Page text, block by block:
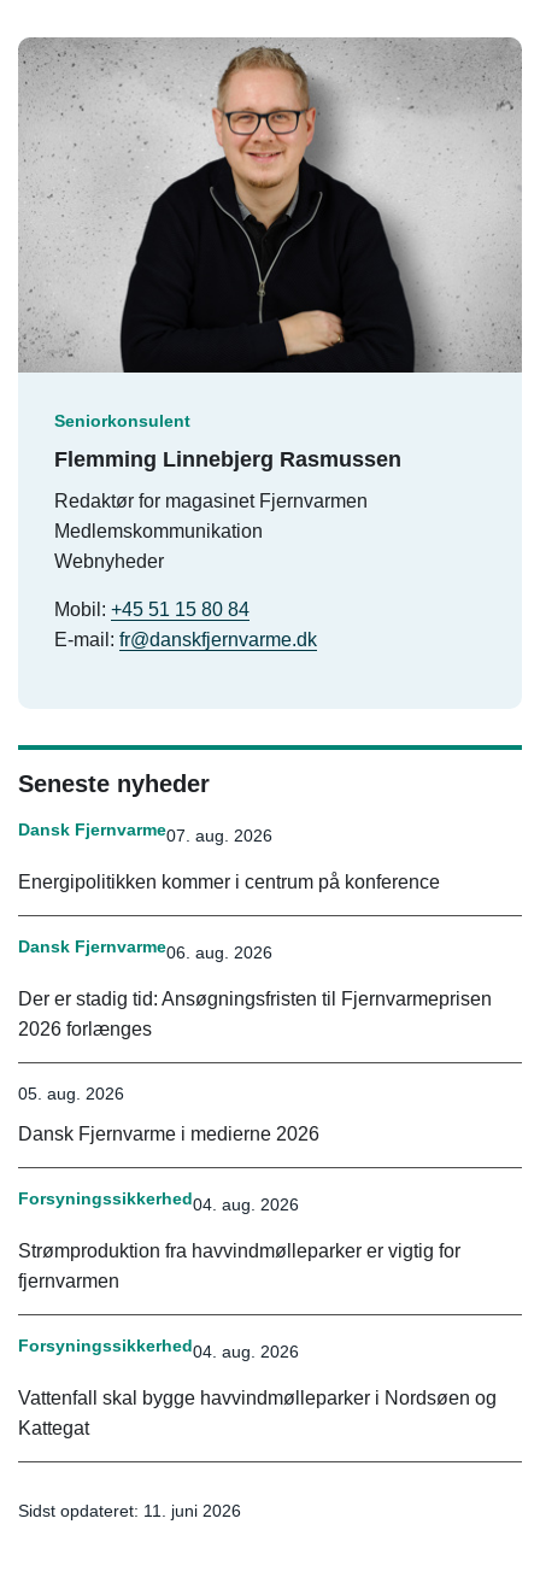
Seniorkonsulent
Flemming Linnebjerg Rasmussen
Redaktør for magasinet Fjernvarmen
Medlemskommunikation
Webnyheder
Mobil: +45 51 15 80 84
E-mail: fr@danskfjernvarme.dk
Seneste nyheder
Dansk Fjernvarme07. aug. 2026
Energipolitikken kommer i centrum på konference
Dansk Fjernvarme06. aug. 2026
Der er stadig tid: Ansøgningsfristen til Fjernvarmeprisen
2026 forlænges
05. aug. 2026
Dansk Fjernvarme i medierne 2026
Forsyningssikkerhed04. aug. 2026
Strømproduktion fra havvindmølleparker er vigtig for
fjernvarmen
Forsyningssikkerhed04. aug. 2026
Vattenfall skal bygge havvindmølleparker i Nordsøen og
Kattegat
Sidst opdateret: 11. juni 2026